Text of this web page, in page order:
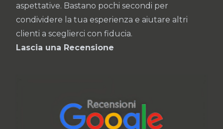
aspettative. Bastano pochi secondi per
condividere la tua esperienza e aiutare altri
clienti a sceglierci con fiducia.
Lascia una Recensione